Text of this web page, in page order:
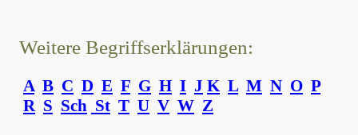
Weitere Begriffserklärungen:
A B C D E F G H I J K L M N O P
R S Sch St T U V W Z